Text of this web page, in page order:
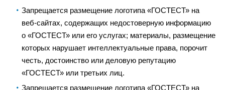
Запрещается размещение логотипа «ГОСТЕСТ» на
веб-сайтах, содержащих недостоверную информацию
о «ГОСТЕСТ» или его услугах; материалы, размещение
которых нарушает интеллектуальные права, порочит
честь, достоинство или деловую репутацию
«ГОСТЕСТ» или третьих лиц.
Запрещается размещение логотипа «ГОСТЕСТ» на